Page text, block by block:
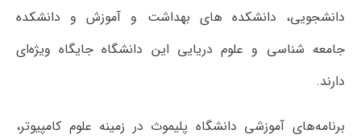
دانشجویی، دانشکده های بهداشت و آموزش و دانشکده
جامعه شناسی و علوم دریایی این دانشگاه جایگاه ویژه‌ای
دارند.
برنامه‌های آموزشی دانشگاه پلیموث در زمینه علوم کامپیوتر،